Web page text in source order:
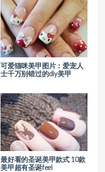
可爱猫咪美甲图片：爱宠人
士千万别错过的diy美甲
最好看的圣诞美甲款式 10款
美甲超有圣诞feel